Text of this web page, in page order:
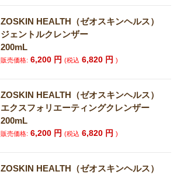
ZOSKIN HEALTH（ゼオスキンヘルス）
ジェントルクレンザー
200mL
販売価格: 6,200 円(税込 6,820 円)
ZOSKIN HEALTH（ゼオスキンヘルス）
エクスフォリエーティングクレンザー
200mL
販売価格: 6,200 円(税込 6,820 円)
ZOSKIN HEALTH（ゼオスキンヘルス）